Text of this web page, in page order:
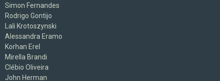
Simon Fernandes
Rodrigo Gontijo
Lali Krotoszynski
Alessandra Eramo
Korhan Erel
Mirella Brandi
Clébio Oliveira
John Herman